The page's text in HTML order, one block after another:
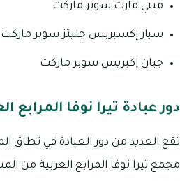
ميني مارت سوبر ماركت
سبار إكسبريس جليتز سوبر ماركت
جيان إكبريس سوبر ماركت
دور عبادة تيرا نوفا المرابع
مجمع تيرا نوفا المرابع العربية من